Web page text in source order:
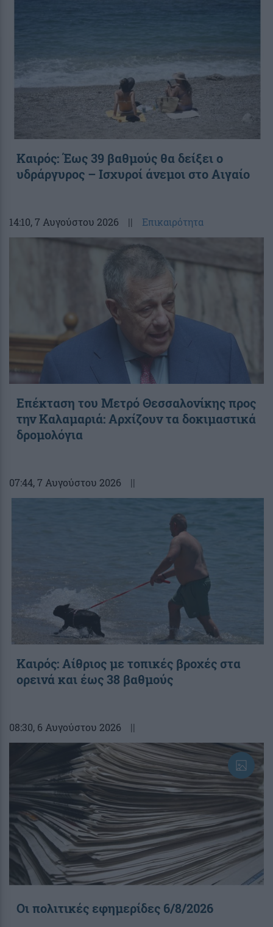
Καιρός: Έως 39 βαθμούς θα δείξει ο
υδράργυρος – Ισχυροί άνεμοι στο Αιγαίο
14:10, 7 Αυγούστου 2026 || Επικαιρότητα
Επέκταση του Μετρό Θεσσαλονίκης προς
την Καλαμαριά: Αρχίζουν τα δοκιμαστικά
δρομολόγια
07:44, 7 Αυγούστου 2026 ||
Καιρός: Αίθριος με τοπικές βροχές στα
ορεινά και έως 38 βαθμούς
08:30, 6 Αυγούστου 2026 ||
Οι πολιτικές εφημερίδες 6/8/2026